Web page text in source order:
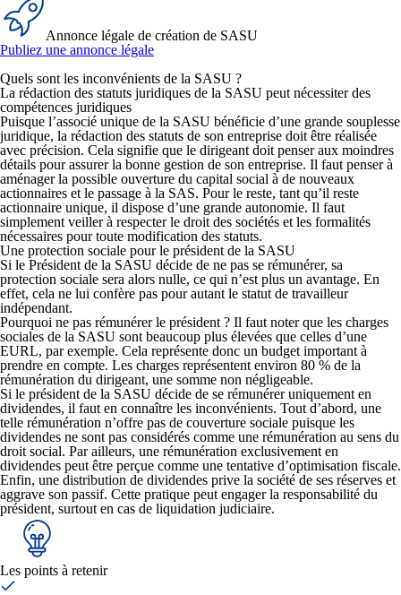
Annonce légale de création de SASU
Publiez une annonce légale
Quels sont les inconvénients de la SASU ?
La rédaction des statuts juridiques de la SASU peut nécessiter des
compétences juridiques
Puisque l’associé unique de la SASU bénéficie d’une grande souplesse
juridique, la rédaction des statuts de son entreprise doit être réalisée
avec précision. Cela signifie que le dirigeant doit penser aux moindres
détails pour assurer la bonne gestion de son entreprise. Il faut penser à
aménager la possible ouverture du capital social à de nouveaux
actionnaires et le passage à la SAS. Pour le reste, tant qu’il reste
actionnaire unique, il dispose d’une grande autonomie. Il faut
simplement veiller à respecter le droit des sociétés et les formalités
nécessaires pour toute modification des statuts.
Une protection sociale pour le président de la SASU
Si le Président de la SASU décide de ne pas se rémunérer, sa
protection sociale sera alors nulle, ce qui n’est plus un avantage. En
effet, cela ne lui confère pas pour autant le statut de travailleur
indépendant.
Pourquoi ne pas rémunérer le président ? Il faut noter que les charges
sociales de la SASU sont beaucoup plus élevées que celles d’une
EURL, par exemple. Cela représente donc un budget important à
prendre en compte. Les charges représentent environ 80 % de la
rémunération du dirigeant, une somme non négligeable.
Si le président de la SASU décide de se rémunérer uniquement en
dividendes, il faut en connaître les inconvénients. Tout d’abord, une
telle rémunération n’offre pas de couverture sociale puisque les
dividendes ne sont pas considérés comme une rémunération au sens du
droit social. Par ailleurs, une rémunération exclusivement en
dividendes peut être perçue comme une tentative d’optimisation fiscale.
Enfin, une distribution de dividendes prive la société de ses réserves et
aggrave son passif. Cette pratique peut engager la responsabilité du
président, surtout en cas de liquidation judiciaire.
Les points à retenir